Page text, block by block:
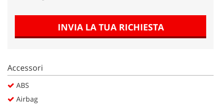
INVIA LA TUA RICHIESTA
Accessori
ABS
Airbag
Salva
impostazioni